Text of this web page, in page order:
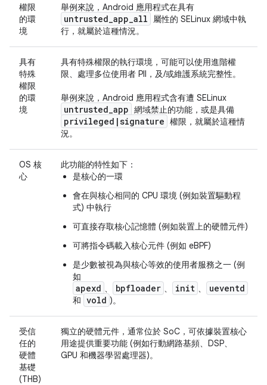
權限
的環
境
舉例來說，Android 應用程式在具有
untrusted_app_all
屬性的 SELinux 網域中執
行，就屬於這種情況。
具有
特殊
權限
的環
境
具有特殊權限的執行環境，可能可以使用進階權
限、處理多位使用者 PII，及/或維護系統完整性。
舉例來說，Android 應用程式含有遭 SELinux
untrusted_app 網域禁止的功能，或是具備
privileged |signature 權限，就屬於這種情
況。
OS 核
心
此功能的特性如下：
是核心的一環
會在與核心相同的 CPU 環境 (例如裝置驅動程
式) 中執行
可直接存取核心記憶體 (例如裝置上的硬體元件)
可將指令碼載入核心元件 (例如 eBPF)
是少數被視為與核心等效的使用者服務之一 (例
如
apexd 、 bpfloader 、 init 、 ueventd
和 vold )。
受信
任的
硬體
基礎
(THB)
獨立的硬體元件，通常位於 SoC，可依據裝置核心
用途提供重要功能 (例如行動網路基頻、DSP、
GPU 和機器學習處理器)。